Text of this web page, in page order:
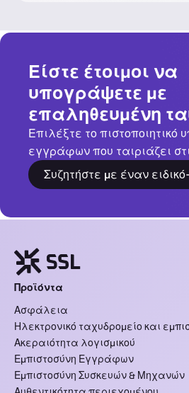
Είστε έτοιμοι να
υπογράψετε με
επαληθευμένη
Επιλέξτε το πιστοποιητικό
εγγράφων που ταιριάζει
Συζητήστε με έναν ειδικό
Προϊόντα
Ασφάλεια
Ηλεκτρονικό ταχυδρομείο και
Ακεραιότητα λογισμικού
Εμπιστοσύνη Εγγράφων
Εμπιστοσύνη Συσκευών & Μηχανών